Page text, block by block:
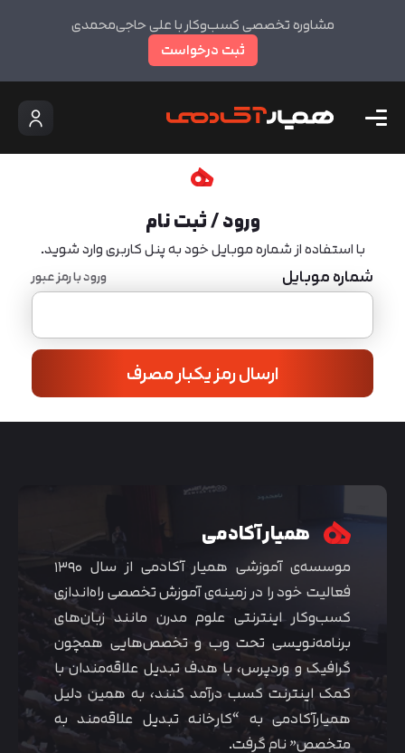
مشاوره تخصصی کسب‌وکار با علی حاجی‌محمدی
ثبت درخواست
ورود / ثبت نام
با استفاده از شماره موبایل خود به پنل کاربری وارد شوید.
شماره موبایل ورود با رمز عبور
ارسال رمز یکبار مصرف
همیار آکادمی
موسسه‌ی آموزشی همیار آکادمی از سال ۱۳۹۰
فعالیت خود را در زمینه‌ی آموزش تخصصی راه‌اندازی
کسب‌و‌کار اینترنتی علوم مدرن مانند زبان‌های
برنامه‌نویسی تحت وب و تخصص‌هایی همچون
گرافیک و وردپرس، با هدف تبدیل علاقه‌مندان با
کمک اینترنت کسب درآمد کنند، به همین دلیل
همیارآکادمی به “کارخانه تبدیل علاقه‌مند به
متخصص” نام گرفت.
متوجه شدم